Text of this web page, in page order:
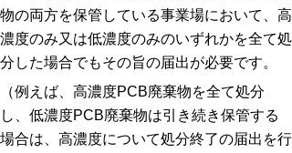
物の両方を保管している事業場において、高
濃度のみ又は低濃度のみのいずれかを全て処
分した場合でもその旨の届出が必要です。
（例えば、高濃度PCB廃棄物を全て処分
し、低濃度PCB廃棄物は引き続き保管する
場合は、高濃度について処分終了の届出を行